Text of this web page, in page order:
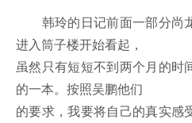
韩玲的日记前面一部分尚
进入筒子楼开始看起，
虽然只有短短不到两个月的时
的一本。按照吴鹏他们
的要求，我要将自己的真实感